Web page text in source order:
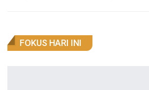
FOKUS HARI INI